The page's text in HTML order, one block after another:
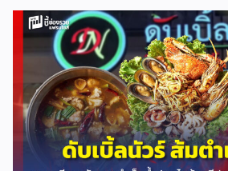
การวัดเปอร์เซ็นต์ความหวานและความเท่
การชี้แจงรายละเอียดเพิ่มเติมในการเปิด
11 กุมภาพันธ์นี้ แบรนด์ที่เข้าร่วม
All Cafe / Bellinee’s / Black
ข้อมูลแบบอินไซด์อื่น ๆได้ที่ Facebook
: ชี้ช่องรวย